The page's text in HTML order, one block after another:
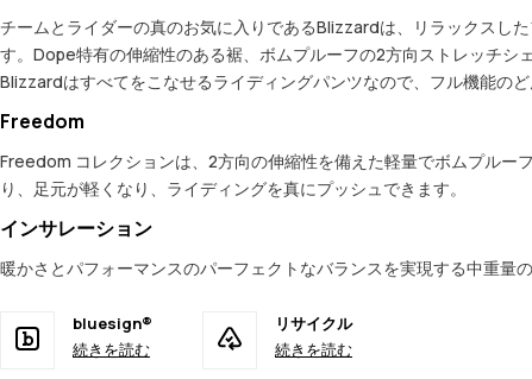
チームとライダーの真のお気に入りであるBlizzardは、リラックスし
す。Dope特有の伸縮性のある裾、ボムプルーフの2方向ストレッチ
Blizzardはすべてをこなせるライディングパンツなので、フル機能の
Freedom
Freedom コレクションは、2方向の伸縮性を備えた軽量でボムプルー
り、足元が軽くなり、ライディングを真にプッシュできます。
インサレーション
暖かさとパフォーマンスのパーフェクトなバランスを実現する中重量
bluesign®
続きを読む
リサイクル
続きを読む